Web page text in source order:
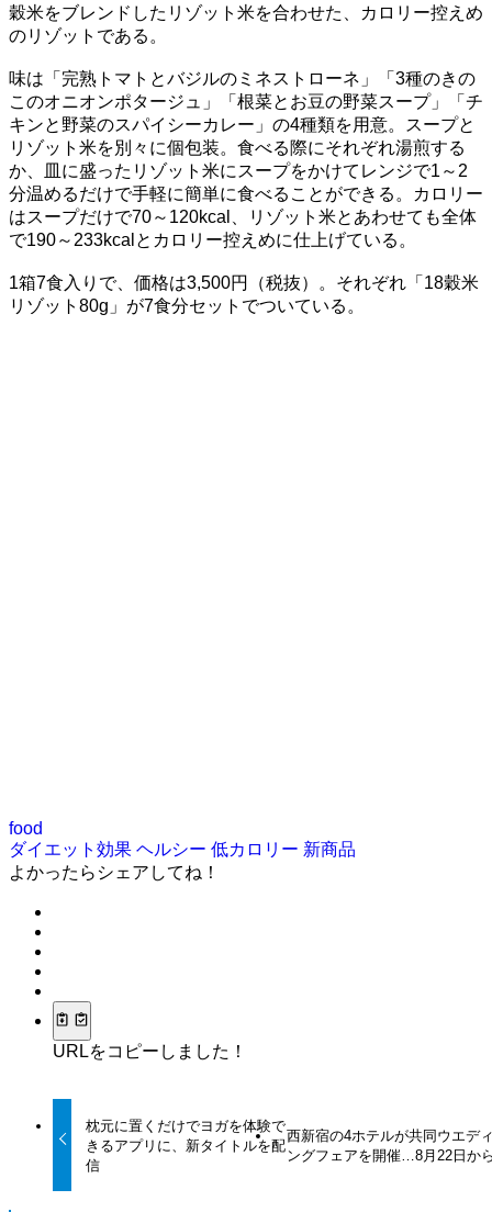
穀米をブレンドしたリゾット米を合わせた、カロリー控えめ
のリゾットである。
味は「完熟トマトとバジルのミネストローネ」「3種のきの
このオニオンポタージュ」「根菜とお豆の野菜スープ」「チ
キンと野菜のスパイシーカレー」の4種類を用意。スープと
リゾット米を別々に個包装。食べる際にそれぞれ湯煎する
か、皿に盛ったリゾット米にスープをかけてレンジで1～2
分温めるだけで手軽に簡単に食べることができる。カロリー
はスープだけで70～120kcal、リゾット米とあわせても全体
で190～233kcalとカロリー控えめに仕上げている。
1箱7食入りで、価格は3,500円（税抜）。それぞれ「18穀米
リゾット80g」が7食分セットでついている。
food
ダイエット効果 ヘルシー 低カロリー 新商品
よかったらシェアしてね！
URLをコピーしました！
枕元に置くだけでヨガを体験で
きるアプリに、新タイトルを配
信
西新宿の4ホテルが共同ウエデ
ングフェアを開催…8月22日か